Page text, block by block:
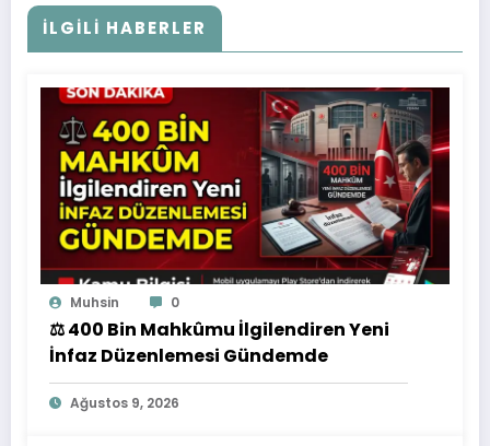
İLGILI HABERLER
Muhsin 0
⚖️ 400 Bin Mahkûmu İlgilendiren Yeni
İnfaz Düzenlemesi Gündemde
Ağustos 9, 2026